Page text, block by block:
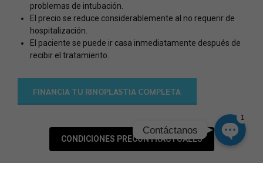
problemas de intubación.
El precio se reduce considerablemente al no requerir de
hospitalización.
El paciente se puede ir casa inmediatamente después de
recibir el tratamiento.
FINANCIA TU RINOPLASTIA COMPLETA
CONDICIONES PRECONTRACTUALES
Instagram
1
Contáctanos